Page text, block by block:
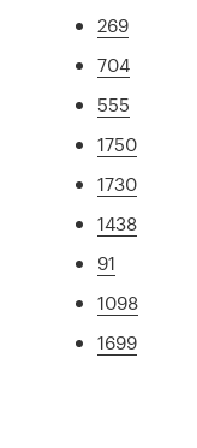
269
704
555
1750
1730
1438
91
1098
1699